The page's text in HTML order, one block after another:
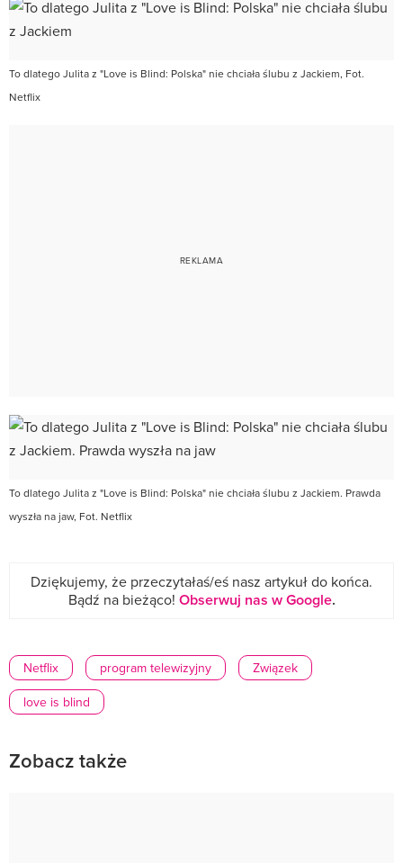
To dlatego Julita z "Love is Blind: Polska" nie chciała ślubu z Jackiem, Fot.
Netflix
To dlatego Julita z "Love is Blind: Polska" nie chciała ślubu z Jackiem. Prawda
wyszła na jaw, Fot. Netflix
Dziękujemy, że przeczytałaś/eś nasz artykuł do końca.
Bądź na bieżąco! Obserwuj nas w Google.
Netflix program telewizyjny
Związek
love is blind
Zobacz także